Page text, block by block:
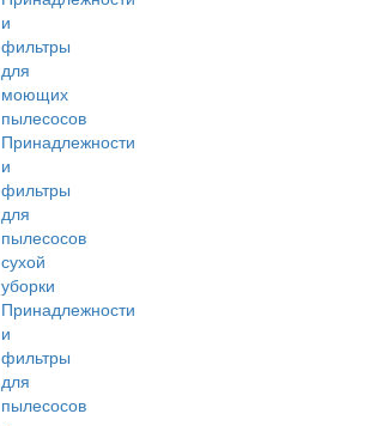
и
фильтры
для
моющих
пылесосов
Принадлежности
и
фильтры
для
пылесосов
сухой
уборки
Принадлежности
и
фильтры
для
пылесосов